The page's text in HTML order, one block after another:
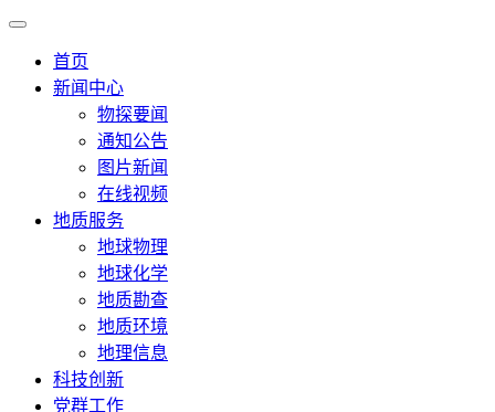
首页
新闻中心
物探要闻
通知公告
图片新闻
在线视频
地质服务
地球物理
地球化学
地质勘查
地质环境
地理信息
科技创新
党群工作